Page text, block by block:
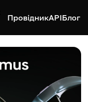
ПровідникAPIБлог